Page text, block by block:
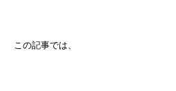
この記事では、